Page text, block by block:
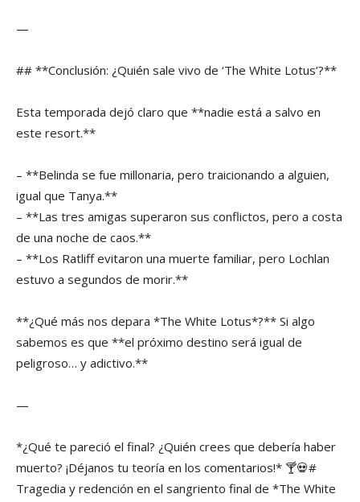
—
## **Conclusión: ¿Quién sale vivo de ‘The White Lotus’?**
Esta temporada dejó claro que **nadie está a salvo en
este resort.**
– **Belinda se fue millonaria, pero traicionando a alguien,
igual que Tanya.**
– **Las tres amigas superaron sus conflictos, pero a costa
de una noche de caos.**
– **Los Ratliff evitaron una muerte familiar, pero Lochlan
estuvo a segundos de morir.**
**¿Qué más nos depara *The White Lotus*?** Si algo
sabemos es que **el próximo destino será igual de
peligroso… y adictivo.**
—
*¿Qué te pareció el final? ¿Quién crees que debería haber
muerto? ¡Déjanos tu teoría en los comentarios!* 🍸💀#
Tragedia y redención en el sangriento final de *The White